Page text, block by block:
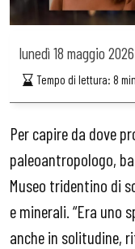
lunedì 18 maggio 2026
Tempo di lettura: 8 min
Per capire da dove
paleoantropologo,
Museo tridentino di
e minerali. “Era uno
anche in solitudine,